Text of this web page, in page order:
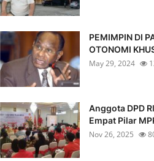
PEMIMPIN DI
OTONOMI
May 29, 2024
Anggota DPD
Empat Pilar
Nov 26, 2025